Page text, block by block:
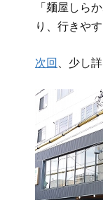
「麺屋しら
り、行きや
次回 、少し